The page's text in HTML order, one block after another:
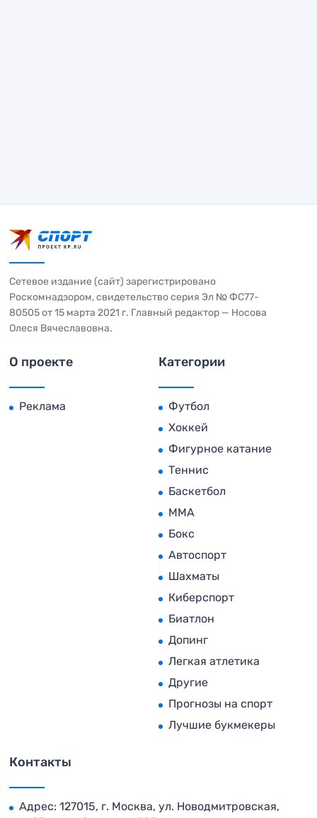
Сетевое издание (сайт) зарегистрировано
Роскомнадзором, свидетельство серия Эл № ФС77-
80505 от 15 марта 2021 г. Главный редактор — Носова
Олеся Вячеславовна.
О проекте
Реклама
Категории
Футбол
Хоккей
Фигурное катание
Теннис
Баскетбол
MMA
Бокс
Автоспорт
Шахматы
Киберспорт
Биатлон
Допинг
Легкая атлетика
Другие
Прогнозы на спорт
Лучшие букмекеры
Контакты
Адрес: 127015, г. Москва, ул. Новодмитровская,